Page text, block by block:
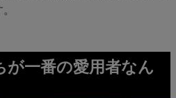
が一番の愛用者なん